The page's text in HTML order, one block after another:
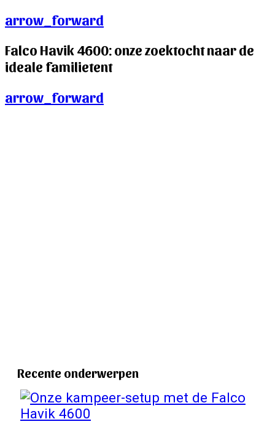
arrow_forward
Falco Havik 4600: onze zoektocht naar de
ideale familietent
arrow_forward
Recente onderwerpen